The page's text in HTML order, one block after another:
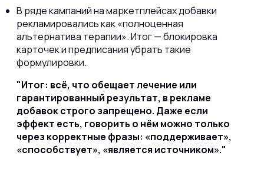
В ряде кампаний на маркетплейсах добавки
рекламировались как «полноценная
альтернатива терапии». Итог — блокировка
карточек и предписания убрать такие
формулировки.
Итог: всё, что обещает лечение или
гарантированный результат, в рекламе
добавок строго запрещено. Даже если
эффект есть, говорить о нём можно только
через корректные фразы: «поддерживает»,
«способствует», «является источником».